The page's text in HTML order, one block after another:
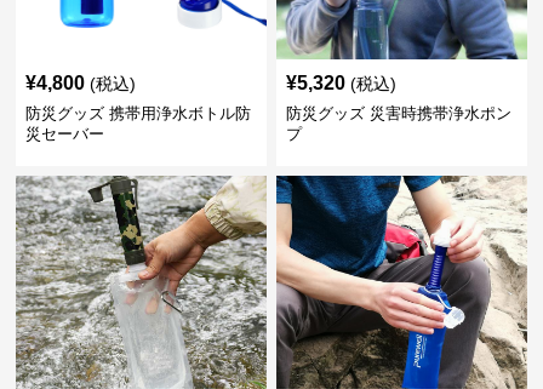
¥4,800 (税込)
防災グッズ 携帯用浄水ボトル防
災セーバー
¥5,320 (税込)
防災グッズ 災害時携帯浄水ポン
プ